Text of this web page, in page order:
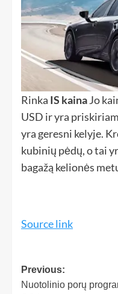
Rinka IS kainaJo
USD ir yra
yra geresni kelyje.
kubinių pėdų, o tai
bagažą kelionės
Source link
Previous:
Nuotolinio porų